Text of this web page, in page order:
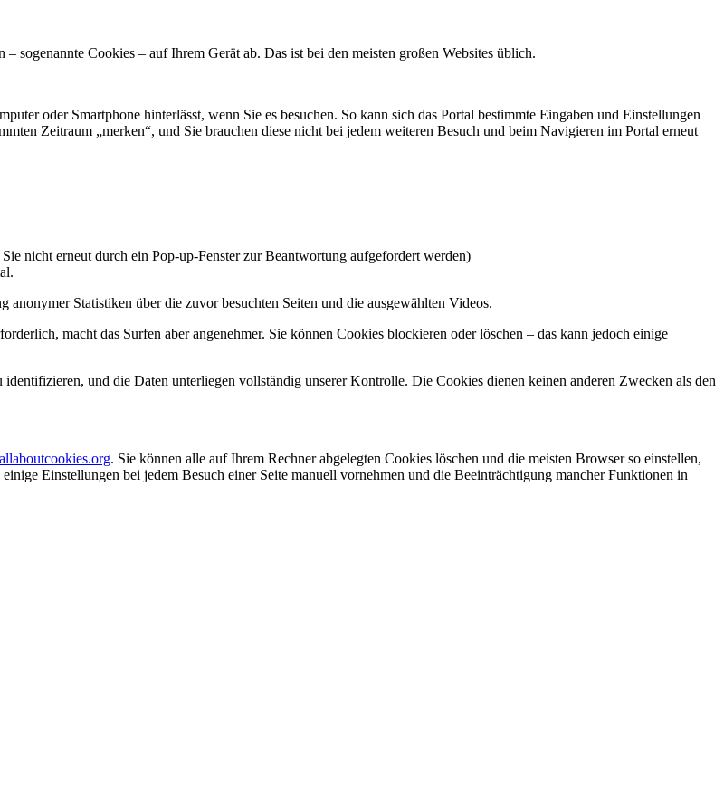
sogenannte Cookies – auf Ihrem Gerät ab. Das ist bei den meisten großen Websites üblich.
oder Smartphone hinterlässt, wenn Sie es besuchen. So kann sich das Portal bestimmte Eingaben und Einstellungen
Zeitraum „merken“, und Sie brauchen diese nicht bei jedem weiteren Besuch und beim Navigieren im Portal erneut
nicht erneut durch ein Pop-up-Fenster zur Beantwortung aufgefordert werden)
Statistiken über die zuvor besuchten Seiten und die ausgewählten Videos.
macht das Surfen aber angenehmer. Sie können Cookies blockieren oder löschen – das kann jedoch einige
und die Daten unterliegen vollständig unserer Kontrolle. Die Cookies dienen keinen anderen Zwecken als den
allaboutcookies.org. Sie können alle auf Ihrem Rechner abgelegten Cookies löschen und die meisten Browser so einstellen,
Einstellungen bei jedem Besuch einer Seite manuell vornehmen und die Beeinträchtigung mancher Funktionen in